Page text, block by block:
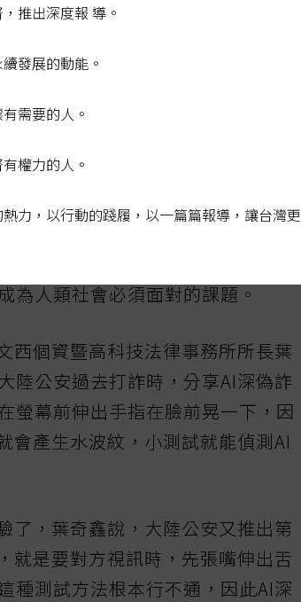
職員看到熟口熟面，不疑有他，
指定戶頭，一周後才發現是詐
企業信以為真是跟高層主管通
人際關係情報，模仿當事人語氣
察覺有異下，引導對方進行匯款。
對人類造成重大影響因子中，假
為人類社會必須面對的課題。
西個資暨高科技法律事務所所長葉
陸公安過去打詐時，分享AI深偽詐
螢幕前伸出手指在臉前晃一下，因
會產生水波紋，小測試就能偵測AI
了，葉奇鑫說，大陸公安又推出第
就是要對方視訊時，先張嘴伸出舌
種測試方法根本行不通，因此AI深
推出深度報 導。
發展的動能。
需要的人。
權力的人。
力，以行動的踐履，以一篇篇報導，讓台灣更